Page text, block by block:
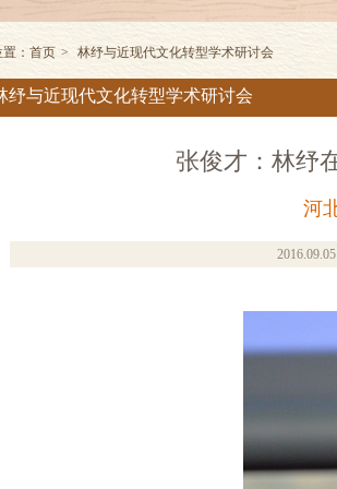
： 首页 > 林纾与近现代文化转型学术研讨会
纾与近现代文化转型学术研讨会
张俊才：林纾
河
2016.09.05